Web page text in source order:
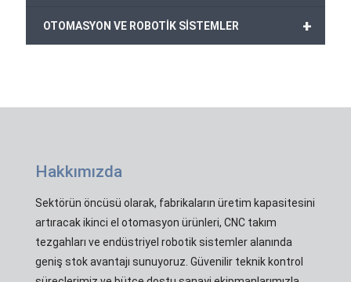
+
OTOMASYON VE ROBOTİK SİSTEMLER
Hakkımızda
Sektörün öncüsü olarak, fabrikaların üretim kapasitesini
artıracak ikinci el otomasyon ürünleri, CNC takım
tezgahları ve endüstriyel robotik sistemler alanında
geniş stok avantajı sunuyoruz. Güvenilir teknik kontrol